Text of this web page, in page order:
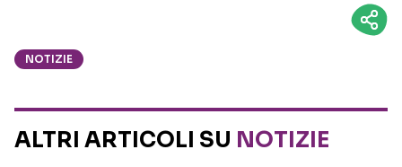
NOTIZIE
ALTRI ARTICOLI SU NOTIZIE